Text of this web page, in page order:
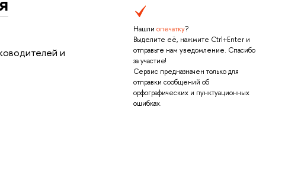
Нашли опечатку?
Выделите её, нажмите Ctrl+Enter и
отправьте нам уведомление. Спасибо
за участие!
Сервис предназначен только для
отправки сообщений об
орфографических и пунктуационных
ошибках.
и